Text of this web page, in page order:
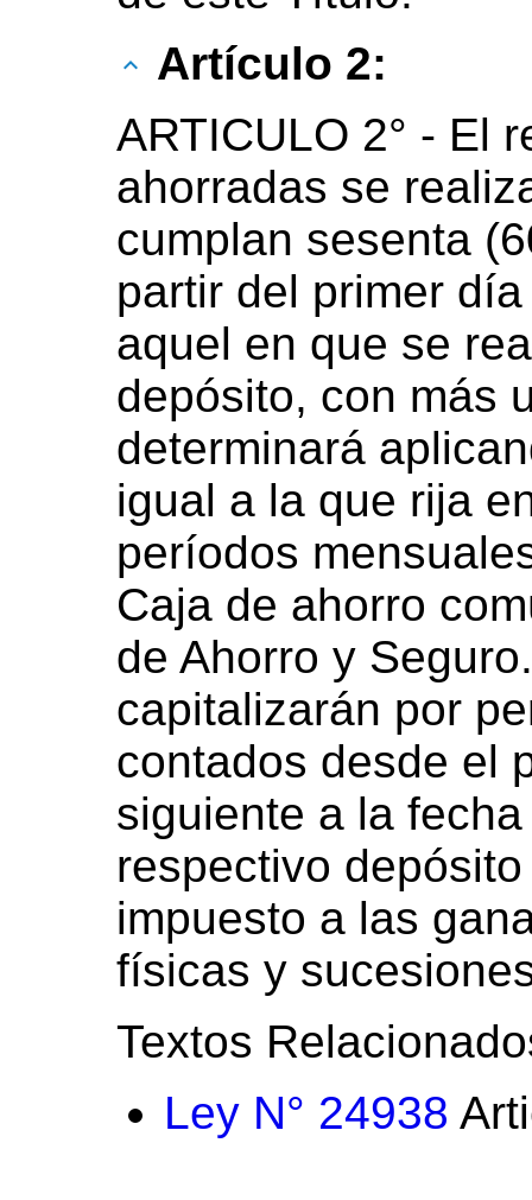
Artículo 2:
ARTICULO 2° - El
ahorradas se
cumplan sesenta
partir del primer
aquel en que se
depósito, con más
determinará
igual a la que rija
períodos
Caja de ahorro
de Ahorro y
capitalizarán por
contados desde el
siguiente a la
respectivo
impuesto a las
físicas y
Textos
Ley N° 24938